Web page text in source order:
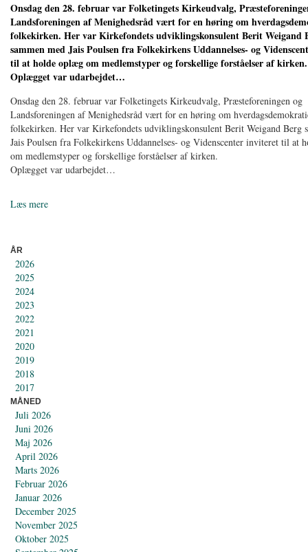
Onsdag den 28. februar var Folketingets Kirkeudvalg,
Landsforeningen af Menighedsråd vært for en høring om
folkekirken. Her var Kirkefondets udviklingskonsulent Berit Weigand
sammen med Jais Poulsen fra Folkekirkens Uddannelses- og
til at holde oplæg om medlemstyper og forskellige forståelser af kirken.
Oplægget var udarbejdet…
Onsdag den 28. februar var Folketingets Kirkeudvalg, Præsteforeningen og
Landsforeningen af Menighedsråd vært for en høring om
folkekirken. Her var Kirkefondets udviklingskonsulent Berit Weigand Berg
Jais Poulsen fra Folkekirkens Uddannelses- og Videnscenter inviteret til at
om medlemstyper og forskellige forståelser af kirken.
Oplægget var udarbejdet…
Læs mere
ÅR
2026
2025
2024
2023
2022
2021
2020
2019
2018
2017
MÅNED
Juli 2026
Juni 2026
Maj 2026
April 2026
Marts 2026
Februar 2026
Januar 2026
December 2025
November 2025
Oktober 2025